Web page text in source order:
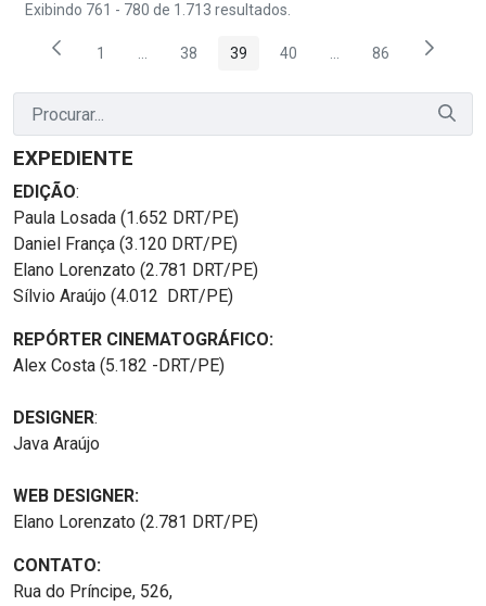
Exibindo 761 - 780 de 1.713 resultados.
Página
1 Páginas intermediárias Usar ABA para navegar.
Página
38 Página
39 Página
40 PáginasPágina
86
EXPEDIENTE
EDIÇÃO:
Paula Losada (1.652 DRT/PE)
Daniel França (3.120 DRT/PE)
Elano Lorenzato (2.781 DRT/PE)
Sílvio Araújo (4.012 DRT/PE)
REPÓRTER CINEMATOGRÁFICO:
Alex Costa (5.182 -DRT/PE)
DESIGNER:
Java Araújo
WEB DESIGNER:
Elano Lorenzato (2.781 DRT/PE)
CONTATO:
Rua do Príncipe, 526,